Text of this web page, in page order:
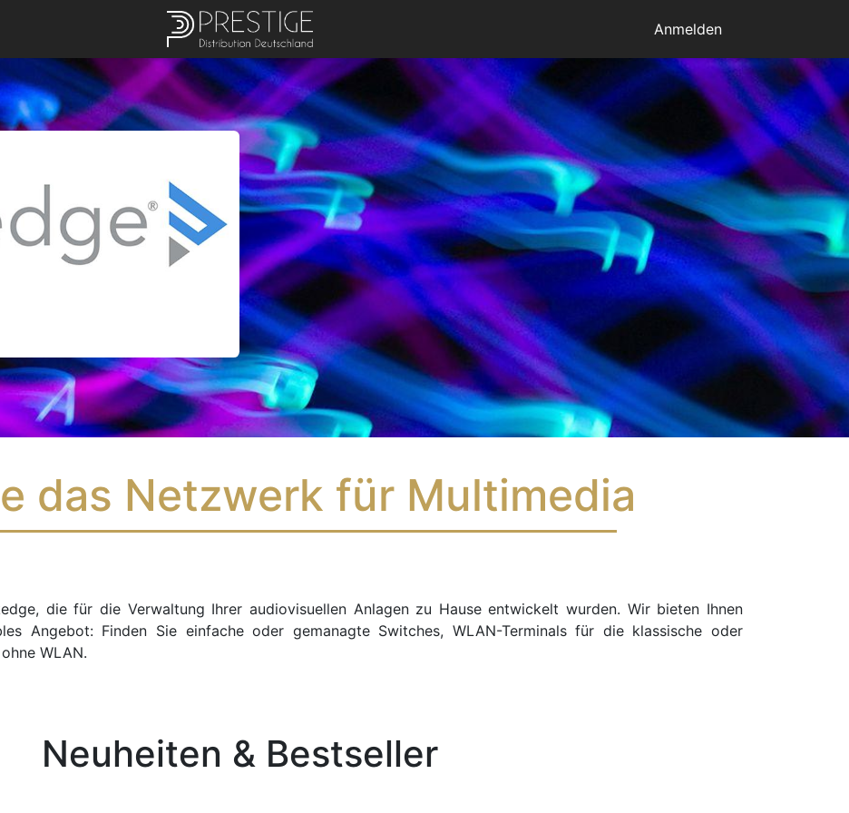
Anmelden
das Netzwerk für Multimedia
die für die Verwaltung Ihrer audiovisuellen Anlagen zu Hause entwickelt wurden. Wir bieten Ihnen
Angebot: Finden Sie einfache oder gemanagte Switches, WLAN-Terminals für die klassische oder
WLAN.
Neuheiten & Bestseller